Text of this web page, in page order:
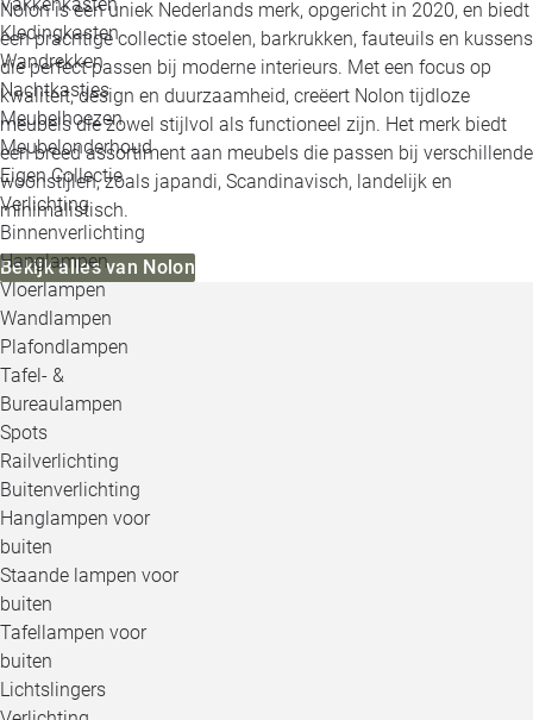
Kledingkasten
Wandrekken
Nachtkastjes
Meubelhoezen
Meubelonderhoud
Eigen Collectie
Verlichting
Binnenverlichting
Hanglampen
Vloerlampen
Wandlampen
Plafondlampen
Tafel- &
Bureaulampen
Spots
Railverlichting
Buitenverlichting
Hanglampen voor
buiten
Staande lampen voor
buiten
Tafellampen voor
buiten
Lichtslingers
Nolon is een uniek Nederlands merk, opgericht in 2020, en biedt
een prachtige collectie stoelen, barkrukken, fauteuils en kussens
die perfect passen bij moderne interieurs. Met een focus op
kwaliteit, design en duurzaamheid, creëert Nolon tijdloze
meubels die zowel stijlvol als functioneel zijn. Het merk biedt
een breed assortiment aan meubels die passen bij verschillende
woonstijlen, zoals japandi, Scandinavisch, landelijk en
minimalistisch.
Bekijk alles van Nolon